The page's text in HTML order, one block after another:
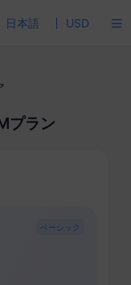
日本語 USD
プラン
ベーシック